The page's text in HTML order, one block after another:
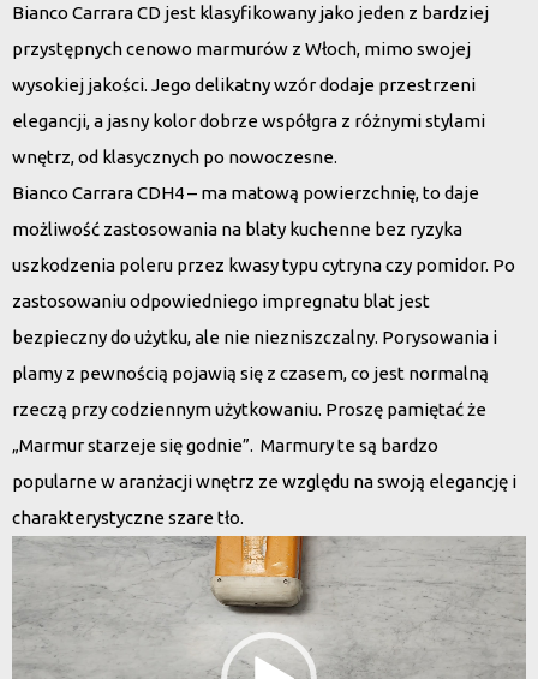
Bianco Carrara CD jest klasyfikowany jako jeden z bardziej
przystępnych cenowo marmurów z Włoch, mimo swojej
wysokiej jakości. Jego delikatny wzór dodaje przestrzeni
elegancji, a jasny kolor dobrze współgra z różnymi stylami
wnętrz, od klasycznych po nowoczesne.
Bianco Carrara CDH4 – ma matową powierzchnię, to daje
możliwość zastosowania na blaty kuchenne bez ryzyka
uszkodzenia poleru przez kwasy typu cytryna czy pomidor. Po
zastosowaniu odpowiedniego impregnatu blat jest
bezpieczny do użytku, ale nie niezniszczalny. Porysowania i
plamy z pewnością pojawią się z czasem, co jest normalną
rzeczą przy codziennym użytkowaniu. Proszę pamiętać że
„Marmur starzeje się godnie”. Marmury te są bardzo
popularne w aranżacji wnętrz ze względu na swoją elegancję i
charakterystyczne szare tło.
Odtwarzacz
video